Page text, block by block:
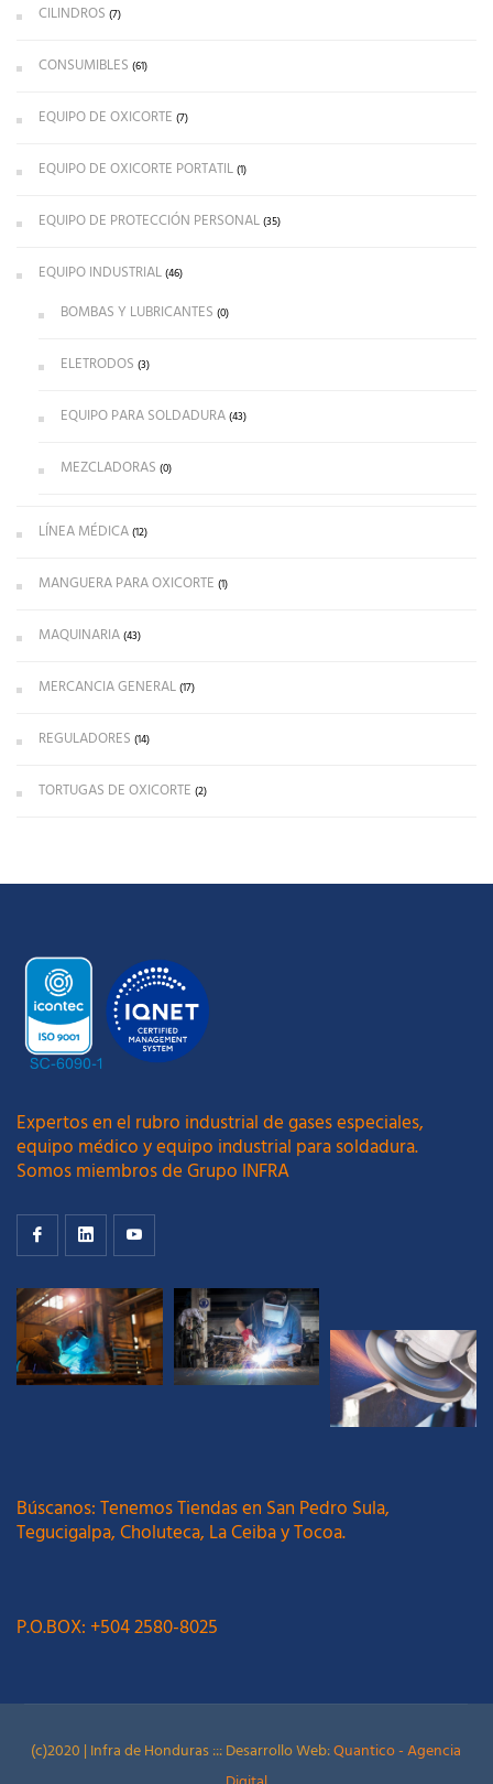
CILINDROS (7)
CONSUMIBLES (61)
EQUIPO DE OXICORTE (7)
EQUIPO DE OXICORTE PORTATIL(1)
EQUIPO DE PROTECCIÓN PERSONAL(35)
EQUIPO INDUSTRIAL(46)
BOMBAS Y LUBRICANTES (0)
ELETRODOS (3)
EQUIPO PARA SOLDADURA(43)
MEZCLADORAS (0)
LÍNEA MÉDICA(12)
MANGUERA PARA OXICORTE (1)
MAQUINARIA(43)
MERCANCIA GENERAL(17)
REGULADORES (14)
TORTUGAS DE OXICORTE (2)
Expertos en el rubro industrial de gases especiales,
equipo médico y equipo industrial para soldadura.
Somos miembros de Grupo INFRA
Búscanos: Tenemos Tiendas en San Pedro Sula,
Tegucigalpa, Choluteca, La Ceiba y Tocoa.
P.O.BOX: +504 2580-8025
(c)2020 | Infra de Honduras ::: Desarrollo Web:Quantico - Agencia